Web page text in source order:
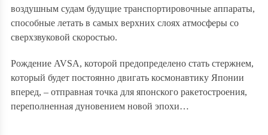
воздушным судам будущие транспортировочные аппараты,
способные летать в самых верхних слоях атмосферы со
сверхзвуковой скоростью.
Рождение AVSA, которой предопределено стать стержнем,
который будет постоянно двигать космонавтику Японии
вперед, – отправная точка для японского ракетостроения,
переполненная дуновением новой эпохи…